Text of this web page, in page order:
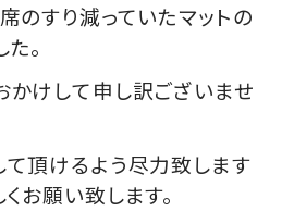
のすり減っていたマットの
。
けして申し訳ございませ
頂けるよう尽力致します
お願い致します。